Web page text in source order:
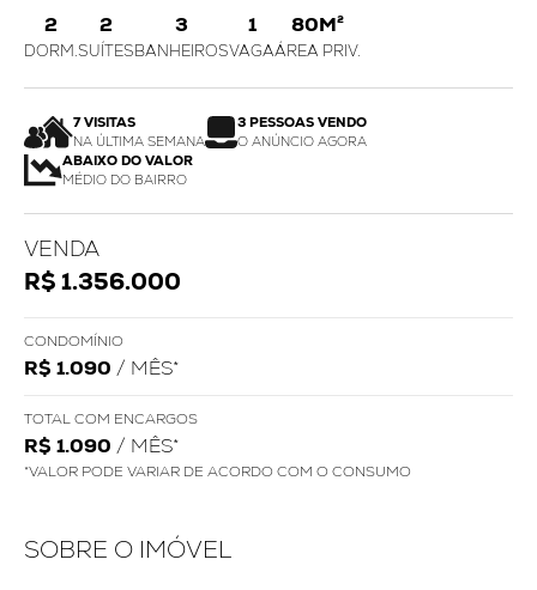
2
DORM.
2
SUÍTES
3
BANHEIROS
1
VAGA
80M²
ÁREA PRIV.
7 VISITAS
NA ÚLTIMA SEMANA
3 PESSOAS VENDO
O ANÚNCIO AGORA
ABAIXO DO VALOR
MÉDIO DO BAIRRO
VENDA
R$ 1.356.000
CONDOMÍNIO
R$ 1.090 / MÊS*
TOTAL COM ENCARGOS
R$ 1.090 / MÊS*
*VALOR PODE VARIAR DE ACORDO COM O CONSUMO
SOBRE O IMÓVEL